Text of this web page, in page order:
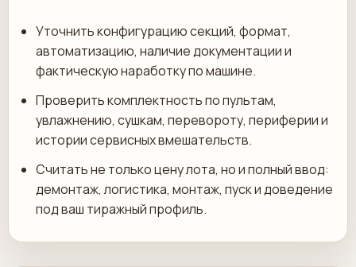
Уточнить конфигурацию секций, формат,
автоматизацию, наличие документации и
фактическую наработку по машине.
Проверить комплектность по пультам,
увлажнению, сушкам, перевороту, периферии и
истории сервисных вмешательств.
Считать не только цену лота, но и полный ввод:
демонтаж, логистика, монтаж, пуск и доведение
под ваш тиражный профиль.